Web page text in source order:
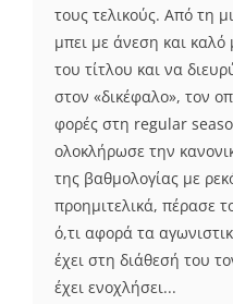
τους τελικούς. Από τη
μπει με άνεση και καλό
του τίτλου και να
στον «δικέφαλο», τον
φορές στη regular
ολοκλήρωσε την
της βαθμολογίας με
προημιτελικά, πέρασε
ό,τι αφορά τα
έχει στη διάθεσή του
έχει ενοχλήσει...